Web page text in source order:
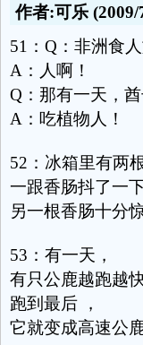
作者:可乐
51：Q：非洲食
A：人啊！
Q：那有一天，
A：吃植物人！
52：冰箱里有两
一跟香肠抖了一
另一根香肠十分
53：有一天，
有只公鹿越跑越快
跑到最后 ，
它就变成高速公鹿